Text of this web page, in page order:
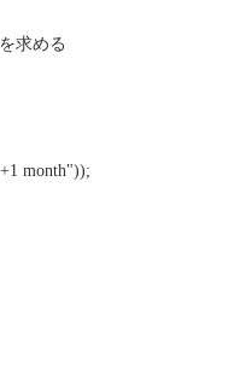
求める
month"));